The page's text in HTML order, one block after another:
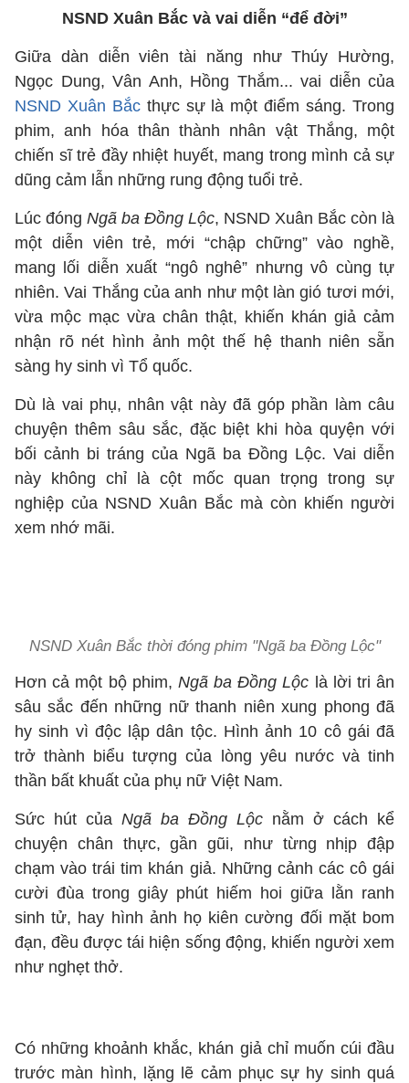
NSND Xuân Bắc và vai diễn “để đời”
Giữa dàn diễn viên tài năng như Thúy Hường,
Ngọc Dung, Vân Anh, Hồng Thắm... vai diễn của
NSND Xuân Bắcthực sự là một điểm sáng. Trong
phim, anh hóa thân thành nhân vật Thắng, một
chiến sĩ trẻ đầy nhiệt huyết, mang trong mình cả sự
dũng cảm lẫn những rung động tuổi trẻ.
Lúc đóng Ngã ba Đồng Lộc, NSND Xuân Bắc còn là
một diễn viên trẻ, mới “chập chững” vào nghề,
mang lối diễn xuất “ngô nghê” nhưng vô cùng tự
nhiên. Vai Thắng của anh như một làn gió tươi mới,
vừa mộc mạc vừa chân thật, khiến khán giả cảm
nhận rõ nét hình ảnh một thế hệ thanh niên sẵn
sàng hy sinh vì Tổ quốc.
Dù là vai phụ, nhân vật này đã góp phần làm câu
chuyện thêm sâu sắc, đặc biệt khi hòa quyện với
bối cảnh bi tráng của Ngã ba Đồng Lộc. Vai diễn
này không chỉ là cột mốc quan trọng trong sự
nghiệp của NSND Xuân Bắc mà còn khiến người
xem nhớ mãi.
NSND Xuân Bắc thời đóng phim "Ngã ba Đồng Lộc"
Hơn cả một bộ phim, Ngã ba Đồng Lộc là lời tri ân
sâu sắc đến những nữ thanh niên xung phong đã
hy sinh vì độc lập dân tộc. Hình ảnh 10 cô gái đã
trở thành biểu tượng của lòng yêu nước và tinh
thần bất khuất của phụ nữ Việt Nam.
Sức hút của Ngã ba Đồng Lộc nằm ở cách kể
chuyện chân thực, gần gũi, như từng nhịp đập
chạm vào trái tim khán giả. Những cảnh các cô gái
cười đùa trong giây phút hiếm hoi giữa lằn ranh
sinh tử, hay hình ảnh họ kiên cường đối mặt bom
đạn, đều được tái hiện sống động, khiến người xem
như nghẹt thở.
Có những khoảnh khắc, khán giả chỉ muốn cúi đầu
trước màn hình, lặng lẽ cảm phục sự hy sinh quá